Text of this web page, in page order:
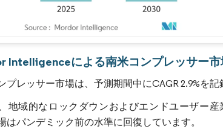
Intelligenceによる南米コンプレッサー
プレッサー市場は、予測期間中にCAGR 2.9%を記
地域的なロックダウンおよびエンドユーザー
はパンデミック前の水準に回復しています。